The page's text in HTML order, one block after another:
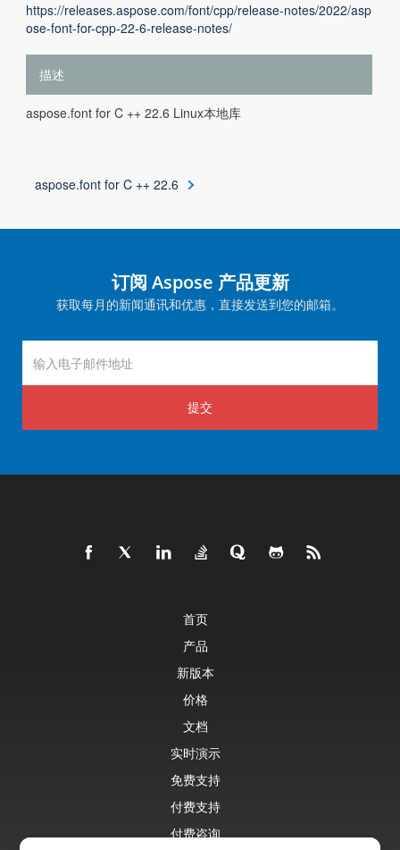
https://releases.aspose.com/font/cpp/release-notes/2022/asp
ose-font-for-cpp-22-6-release-notes/
描述
aspose.font for C ++ 22.6 Linux本地库
aspose.font for C ++ 22.6
订阅 Aspose 产品更新
获取每月的新闻通讯和优惠，直接发送到您的邮箱。
提交
首页
产品
新版本
价格
文档
实时演示
免费支持
付费支持
付费咨询